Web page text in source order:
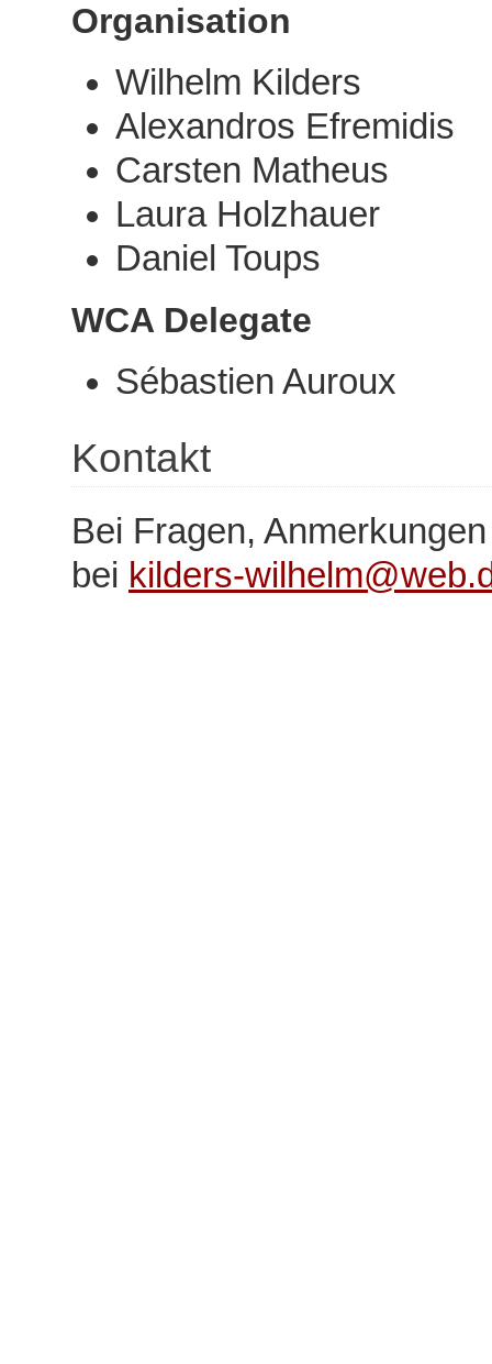
Organisation
Wilhelm Kilders
Alexandros Efremidis
Carsten Matheus
Laura Holzhauer
Daniel Toups
WCA Delegate
Sébastien Auroux
Kontakt
Bei Fragen,
bei kilders-